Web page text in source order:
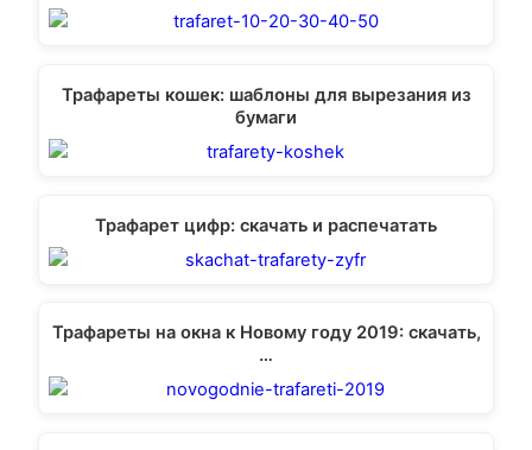
Трафареты кошек: шаблоны для вырезания из
бумаги
Трафарет цифр: скачать и распечатать
Трафареты на окна к Новому году 2019: скачать,
…